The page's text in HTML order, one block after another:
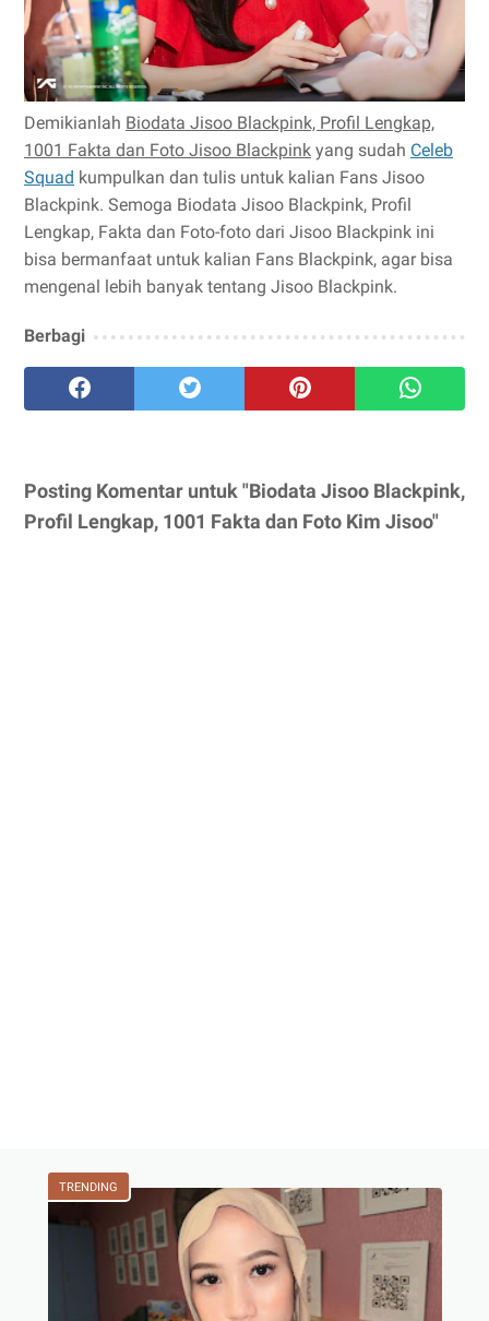
Demikianlah Biodata Jisoo Blackpink, Profil Lengkap,
1001 Fakta dan Foto Jisoo Blackpink yang sudah Celeb
Squad kumpulkan dan tulis untuk kalian Fans Jisoo
Blackpink. Semoga Biodata Jisoo Blackpink, Profil
Lengkap, Fakta dan Foto-foto dari Jisoo Blackpink ini
bisa bermanfaat untuk kalian Fans Blackpink, agar bisa
mengenal lebih banyak tentang Jisoo Blackpink.
Berbagi
Posting Komentar untuk "Biodata Jisoo Blackpink,
Profil Lengkap, 1001 Fakta dan Foto Kim Jisoo"
TRENDING